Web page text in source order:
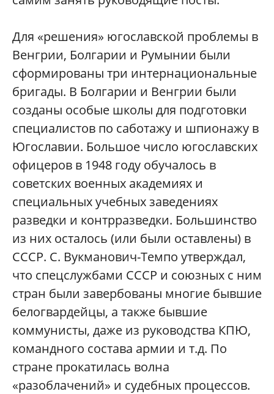
Для «решения» югославской проблемы в
Венгрии, Болгарии и Румынии были
сформированы три интернациональные
бригады. В Болгарии и Венгрии были
созданы особые школы для подготовки
специалистов по саботажу и шпионажу в
Югославии. Большое число югославских
офицеров в 1948 году обучалось в
советских военных академиях и
специальных учебных заведениях
разведки и контрразведки. Большинство
из них осталось (или были оставлены) в
СССР. С. Вукманович-Темпо утверждал,
что спецслужбами СССР и союзных с ним
стран были завербованы многие бывшие
белогвардейцы, а также бывшие
коммунисты, даже из руководства КПЮ,
командного состава армии и т.д. По
стране прокатилась волна
«разоблачений» и судебных процессов.